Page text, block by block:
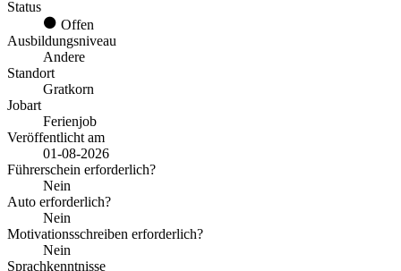
Status
Offen
Ausbildungsniveau
Andere
Standort
Gratkorn
Jobart
Ferienjob
Veröffentlicht am
01-08-2026
Führerschein erforderlich?
Nein
Auto erforderlich?
Nein
Motivationsschreiben erforderlich?
Nein
Sprachkenntnisse